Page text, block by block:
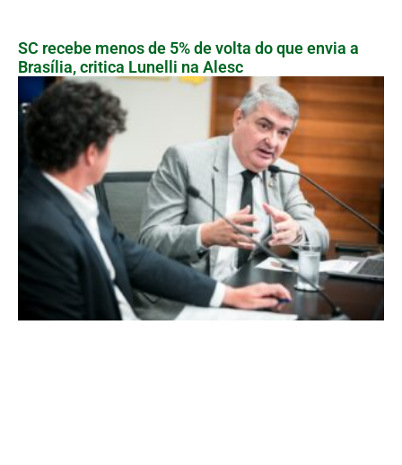
SC recebe menos de 5% de volta do que envia a
Brasília, critica Lunelli na Alesc